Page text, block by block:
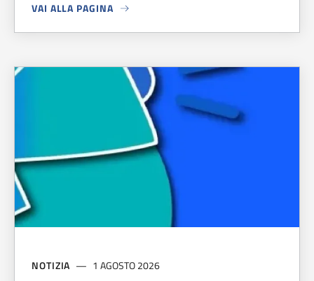
VAI ALLA PAGINA
A PROPOSITO DICONSEGNA TESSERINI VENATORI
NOTIZIA 1 AGOSTO 2026